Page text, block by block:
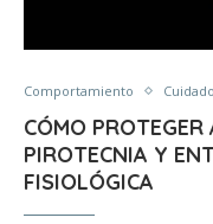
Comportamiento
CÓMO
PIROTECNIA Y
FISIOLÓGICA